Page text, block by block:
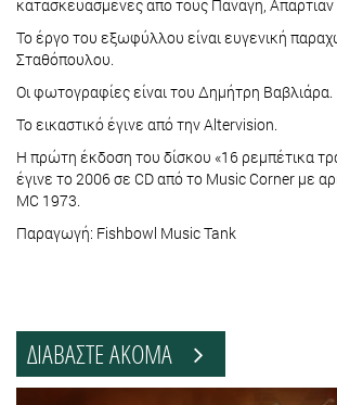
κατασκευασμένες από τους Παναγή, Απαρτιάν
Το έργο του εξωφύλλου είναι ευγενική
Σταθόπουλου.
Οι φωτογραφίες είναι του Δημήτρη Βαβλιάρα.
Το εικαστικό έγινε από την Altervision.
Η πρώτη έκδοση του δίσκου «16 ρεμπέτικα
έγινε το 2006 σε CD από το Music Corner με
MC 1973.
Παραγωγή: Fishbowl Music Tank
ΔΙΑΒΑΣΤΕ ΑΚΟΜΑ